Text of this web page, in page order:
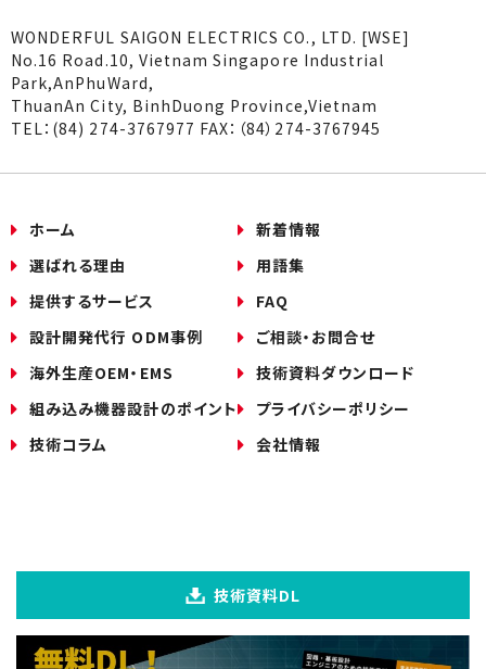
WONDERFUL SAIGON ELECTRICS CO., LTD. [WSE]
No.16 Road.10, Vietnam Singapore Industrial
Park,AnPhuWard,
ThuanAn City, BinhDuong Province,Vietnam
TEL：(84) 274-3767977 FAX：（84）274-3767945
ホーム
選ばれる理由
提供するサービス
設計開発代行 ODM事例
海外生産OEM・EMS
組み込み機器設計のポイント
技術コラム
新着情報
用語集
FAQ
ご相談・お問合せ
技術資料ダウンロード
プライバシーポリシー
会社情報
技術資料DL